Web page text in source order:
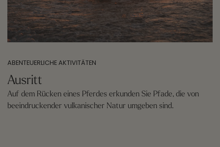
ABENTEUERLICHE AKTIVITÄTEN
Ausritt
Auf dem Rücken eines Pferdes erkunden Sie Pfade, die von
beeindruckender vulkanischer Natur umgeben sind.